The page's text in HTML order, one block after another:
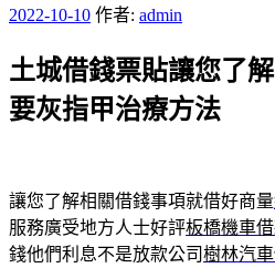
發
於
2022-10-10 作者: admin
土城借錢票貼讓您了
要灰指甲治療方法
讓您了解相關借錢事項就借好商量
服務廣受地方人士好評板橋機車
錢他們利息不是放款公司樹林汽